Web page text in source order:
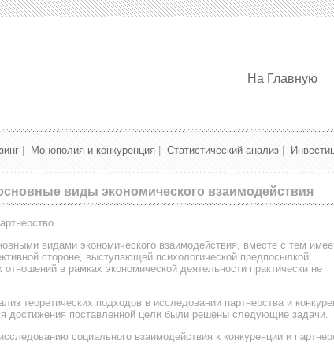
На Главную
Монополия и конкуренция Статистический анализ
виды экономического взаимодействия
видами экономического взаимодействия, вместе с тем
стороне, выступающей психологической предпосылкой
в рамках экономической деятельности практически не
теоретических подходов в исследовании партнерства и
достижения поставленной цели были решены следующие задачи.
социального взаимодействия к конкуренции и